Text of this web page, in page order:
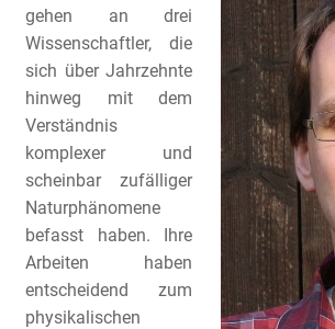
gehen an drei
Wissenschaftler, die
sich über Jahrzehnte
hinweg mit dem
Verständnis
komplexer und
scheinbar zufälliger
Naturphänomene
befasst haben. Ihre
Arbeiten haben
entscheidend zum
physikalischen